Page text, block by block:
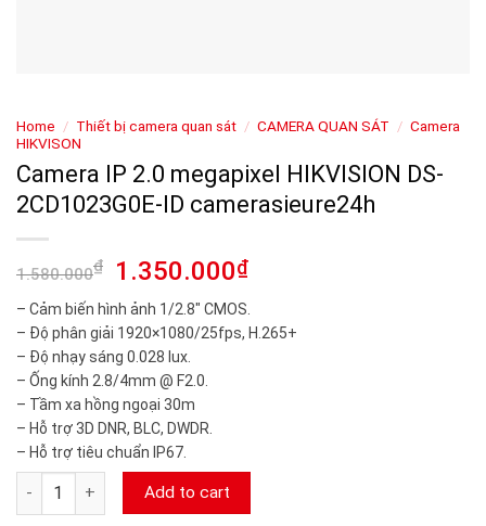
Home / Thiết bị camera quan sát / CAMERA QUAN SÁT / Camera
HIKVISON
Camera IP 2.0 megapixel HIKVISION DS-
2CD1023G0E-ID camerasieure24h
1.580.000₫ 1.350.000₫
– Cảm biến hình ảnh 1/2.8″ CMOS.
– Độ phân giải 1920×1080/25fps, H.265+
– Độ nhạy sáng 0.028 lux.
– Ống kính 2.8/4mm @ F2.0.
– Tầm xa hồng ngoại 30m
– Hỗ trợ 3D DNR, BLC, DWDR.
– Hỗ trợ tiêu chuẩn IP67.
Camera IP 2.0 megapixel HIKVISION DS-2CD1023G0E-ID
Add to cart